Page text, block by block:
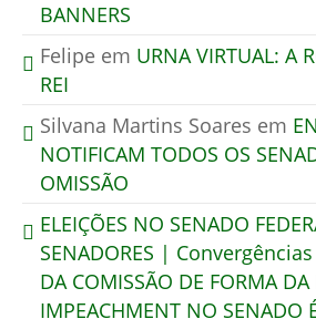
BANNERS
Felipe em URNA VIRTUAL: A
REI
Silvana Martins Soares em
NOTIFICAM TODOS OS
OMISSÃO
ELEIÇÕES NO SENADO
SENADORES | Convergências
DA COMISSÃO DE FORMA DA
IMPEACHMENT NO SENADO